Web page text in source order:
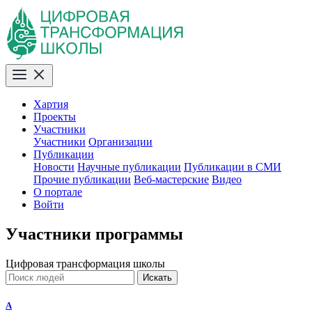
Хартия
Проекты
Участники
Участники Организации
Публикации
Новости Научные публикации Публикации в СМИ
Прочие публикации Веб-мастерские Видео
О портале
Войти
Участники программы
Цифровая трансформация школы
Искать
A